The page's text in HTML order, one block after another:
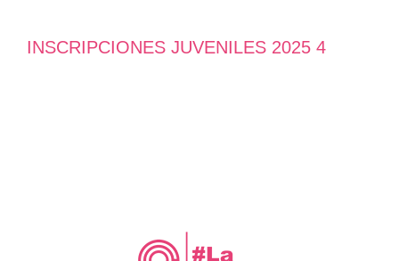
INSCRIPCIONES JUVENILES 2025 4